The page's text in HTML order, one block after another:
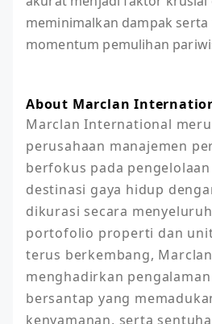
meminimalkan dampak serta
momentum pemulihan
About Marclan
Marclan International
perusahaan manajemen
berfokus pada
destinasi gaya hidup
dikurasi secara
portofolio properti dan
terus berkembang,
menghadirkan
bersantap yang
kenyamanan, serta